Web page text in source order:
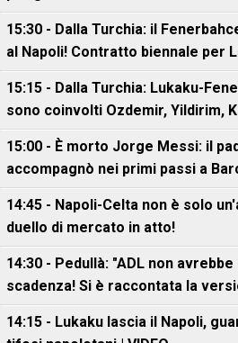
15:30 - Dalla Turchia: il
al Napoli! Contratto biennale per
15:15 - Dalla Turchia: Lukaku-
sono coinvolti Ozdemir, Yildirim,
15:00 - È morto Jorge Messi: il
accompagnò nei primi passi a
14:45 - Napoli-Celta non è solo
duello di mercato in atto!
14:30 - Pedullà: "ADL non
scadenza! Si è raccontata la
14:15 - Lukaku lascia il Napoli,